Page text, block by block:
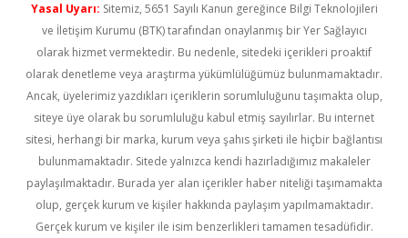
Yasal Uyarı: Sitemiz, 5651 Sayılı Kanun gereğince Bilgi Teknolojileri
ve İletişim Kurumu (BTK) tarafından onaylanmış bir Yer Sağlayıcı
olarak hizmet vermektedir. Bu nedenle, sitedeki içerikleri proaktif
olarak denetleme veya araştırma yükümlülüğümüz bulunmamaktadır.
Ancak, üyelerimiz yazdıkları içeriklerin sorumluluğunu taşımakta olup,
siteye üye olarak bu sorumluluğu kabul etmiş sayılırlar. Bu internet
sitesi, herhangi bir marka, kurum veya şahıs şirketi ile hiçbir bağlantısı
bulunmamaktadır. Sitede yalnızca kendi hazırladığımız makaleler
paylaşılmaktadır. Burada yer alan içerikler haber niteliği taşımamakta
olup, gerçek kurum ve kişiler hakkında paylaşım yapılmamaktadır.
Gerçek kurum ve kişiler ile isim benzerlikleri tamamen tesadüfidir.